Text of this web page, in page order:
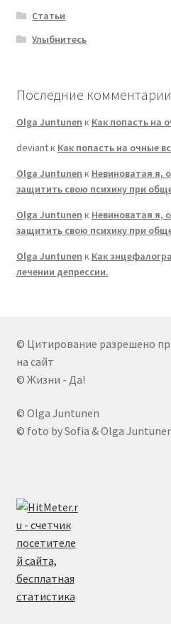
Статьи
Улыбнитесь
Последние комментарии
Olga Juntunen к Как попасть на
deviantк Как попасть на очные
Olga Juntunen к Невиноватая я,
защитить свою психику при
Olga Juntunen к Невиноватая я,
защитить свою психику при
Olga Juntunen к Как
лечении депрессии.
© Цитирование разрешено
на сайт
© Жизни - Да!
© Olga Juntunen
© foto by Sofia & Olga